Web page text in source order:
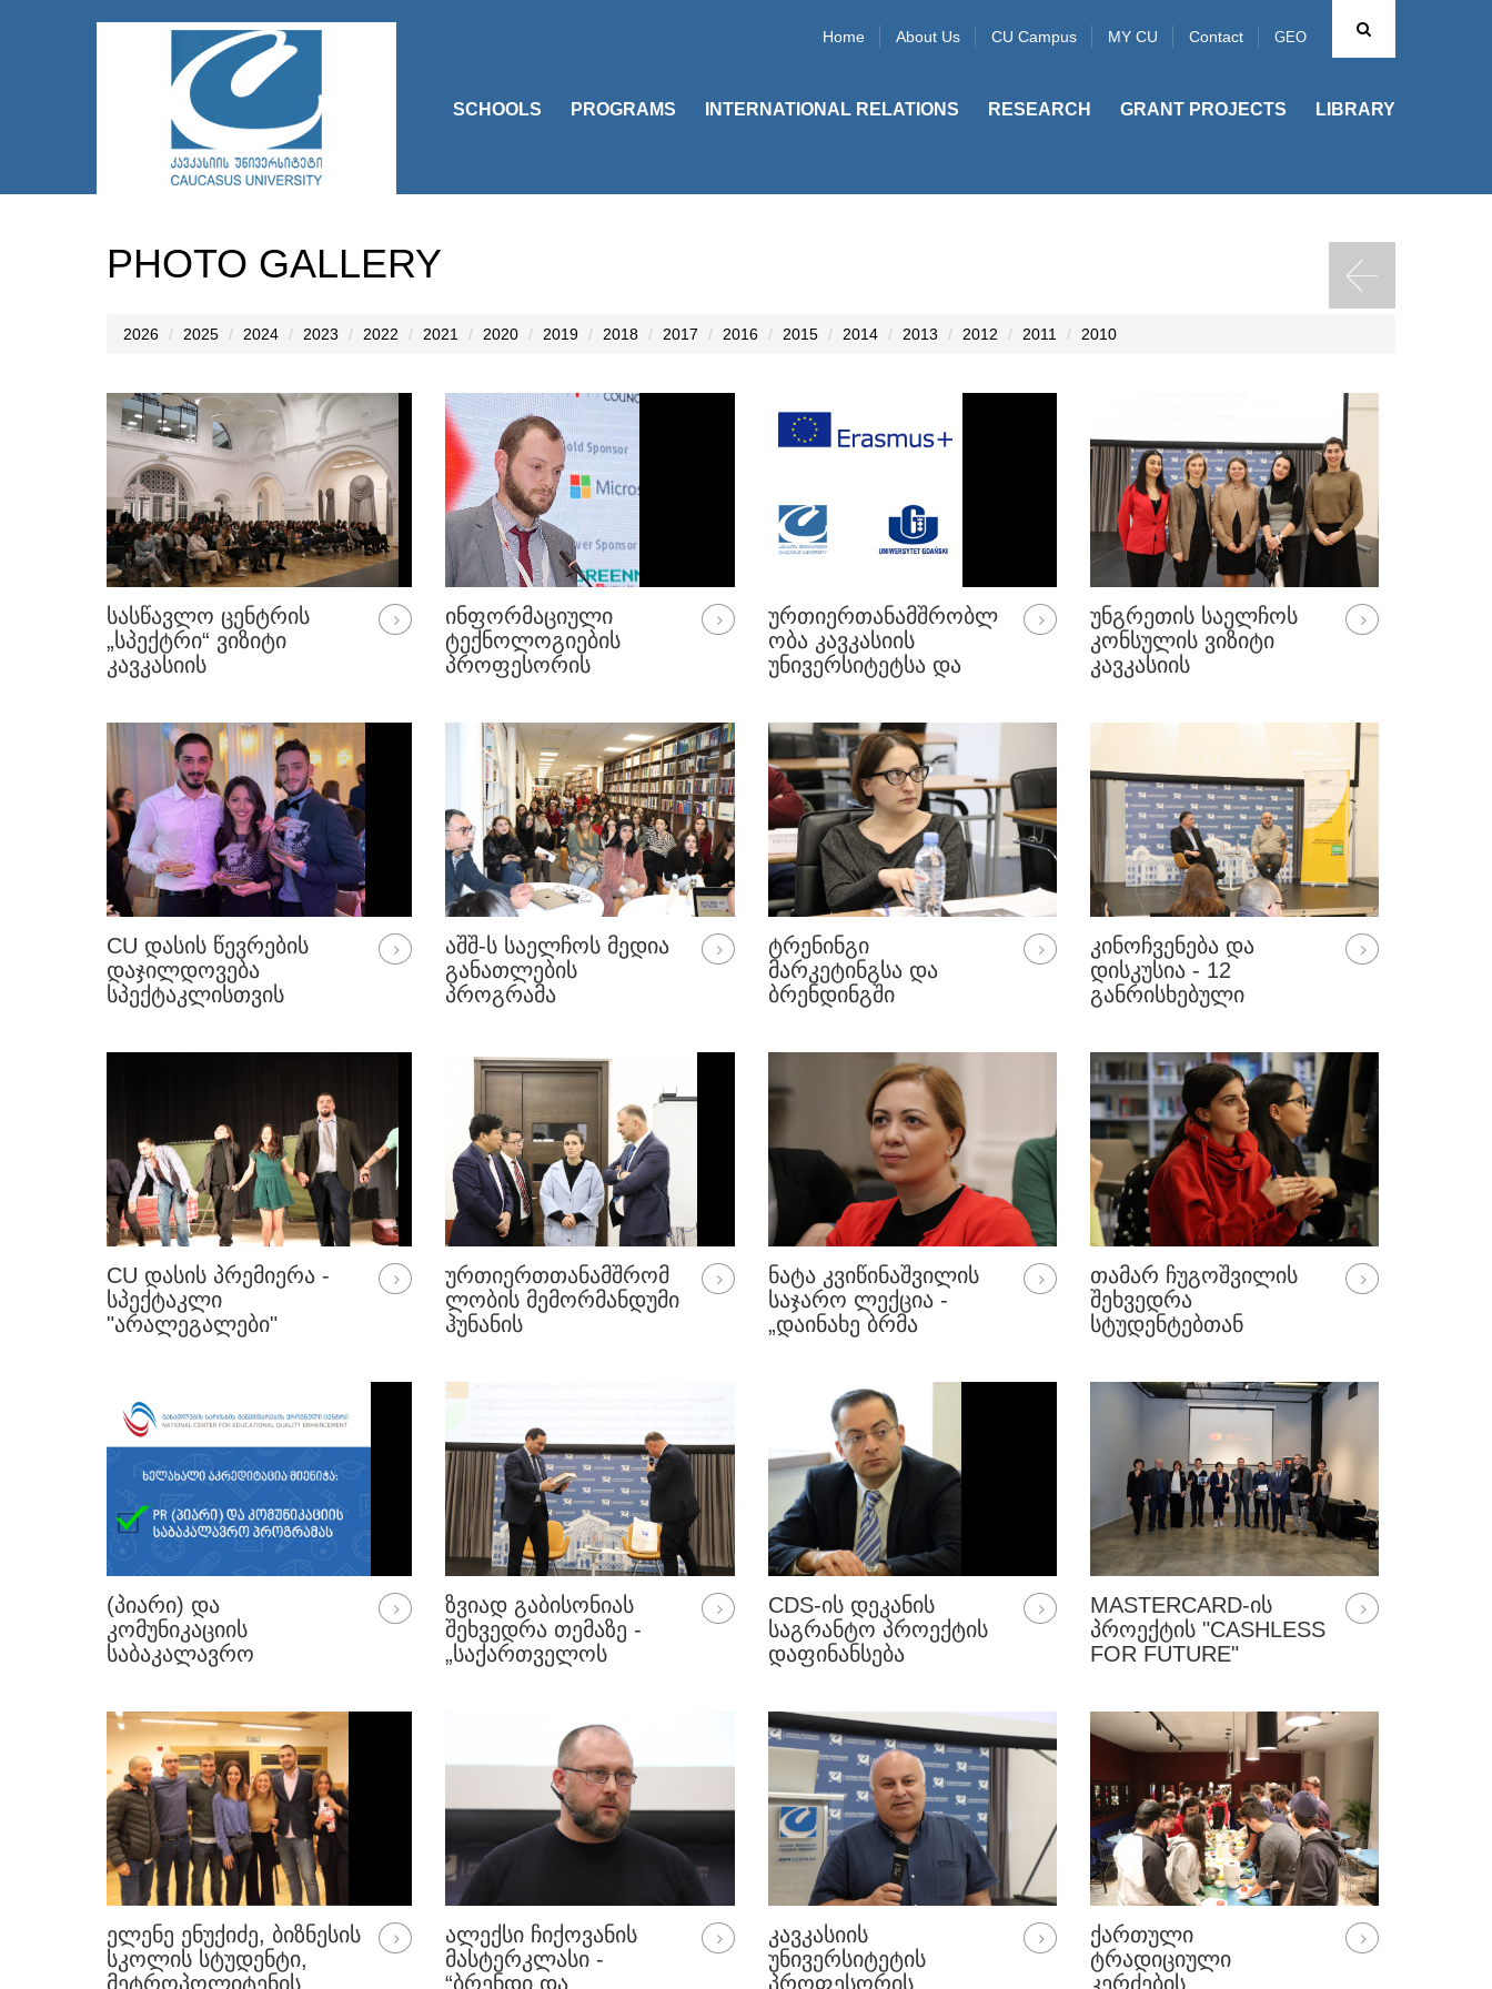
GEO
Home About Us CU Campus MY CU Contact
SCHOOLS PROGRAMS INTERNATIONAL RELATIONS RESEARCH GRANT PROJECTS LIBRARY
PHOTO GALLERY
2026 2025 2024 2023 2022 2021 2020 2019 2018 2017 2016 2015 2014 2013 2012 2011 2010
ᲡᲐᲡᲬᲐᲕᲚᲝ ᲪᲔᲜᲢᲠᲘᲡ
„ᲡᲞᲔᲥᲢᲠᲘ“ ᲕᲘᲖᲘᲢᲘ
ᲙᲐᲕᲙᲐᲡᲘᲘᲡ
ᲘᲜᲤᲝᲠᲛᲐᲪᲘᲣᲚᲘ
ᲢᲔᲥᲜᲝᲚᲝᲒᲘᲔᲑᲘᲡ
ᲞᲠᲝᲤᲔᲡᲝᲠᲘᲡ
ᲣᲠᲗᲘᲔᲠᲗᲐᲜᲐᲛᲨᲠᲝᲑᲚ
ᲝᲑᲐ ᲙᲐᲕᲙᲐᲡᲘᲘᲡ
ᲣᲜᲘᲕᲔᲠᲡᲘᲢᲔᲢᲡᲐ ᲓᲐ
ᲞᲝᲚᲝᲜᲔᲗᲘ
ᲣᲜᲒᲠᲔᲗᲘᲡ ᲡᲐᲔᲚᲩᲝᲡ
ᲙᲝᲜᲡᲣᲚᲘᲡ ᲕᲘᲖᲘᲢᲘ
ᲙᲐᲕᲙᲐᲡᲘᲘᲡ
CU ᲓᲐᲡᲘᲡ ᲬᲔᲕᲠᲔᲑᲘᲡ
ᲓᲐᲯᲘᲚᲓᲝᲕᲔᲑᲐ
ᲡᲞᲔᲥᲢᲐᲙᲚᲘᲡᲗᲕᲘᲡ
ᲐᲨᲨ-Ს ᲡᲐᲔᲚᲩᲝᲡ ᲛᲔᲓᲘᲐ
ᲒᲐᲜᲐᲗᲚᲔᲑᲘᲡ
ᲞᲠᲝᲒᲠᲐᲛᲐ
ᲢᲠᲔᲜᲘᲜᲒᲘ
ᲛᲐᲠᲙᲔᲢᲘᲜᲒᲡᲐ ᲓᲐ
ᲑᲠᲔᲜᲓᲘᲜᲒᲨᲘ
ᲙᲘᲜᲝᲩᲕᲔᲜᲔᲑᲐ ᲓᲐ
ᲓᲘᲡᲙᲣᲡᲘᲐ - 12
ᲒᲐᲜᲠᲘᲡᲮᲔᲑᲣᲚᲘ
CU ᲓᲐᲡᲘᲡ ᲞᲠᲔᲛᲘᲔᲠᲐ -
ᲡᲞᲔᲥᲢᲐᲙᲚᲘ
"ᲐᲠᲐᲚᲔᲒᲐᲚᲔᲑᲘ"
ᲣᲠᲗᲘᲔᲠᲗᲗᲐᲜᲐᲛᲨᲠᲝᲛ
ᲚᲝᲑᲘᲡ ᲛᲔᲛᲝᲠᲛᲐᲜᲓᲣᲛᲘ
ᲰᲣᲜᲐᲜᲘᲡ
ᲜᲐᲢᲐ ᲙᲕᲘᲬᲘᲜᲐᲨᲕᲘᲚᲘᲡ
ᲡᲐᲯᲐᲠᲝ ᲚᲔᲥᲪᲘᲐ -
„ᲓᲐᲘᲜᲐᲮᲔ ᲑᲠᲛᲐ
ᲗᲐᲛᲐᲠ ᲩᲣᲒᲝᲨᲕᲘᲚᲘᲡ
ᲨᲔᲮᲕᲔᲓᲠᲐ
ᲡᲢᲣᲓᲔᲜᲢᲔᲑᲗᲐᲜ
(ᲞᲘᲐᲠᲘ) ᲓᲐ
ᲙᲝᲛᲣᲜᲘᲙᲐᲪᲘᲘᲡ
ᲡᲐᲑᲐᲙᲐᲚᲐᲕᲠᲝ
ᲖᲕᲘᲐᲓ ᲒᲐᲑᲘᲡᲝᲜᲘᲐᲡ
ᲨᲔᲮᲕᲔᲓᲠᲐ ᲗᲔᲛᲐᲖᲔ -
„ᲡᲐᲥᲐᲠᲗᲕᲔᲚᲝᲡ
ᲘᲜᲢᲔᲒᲠᲘᲠᲔᲑᲘᲡ ᲐᲮᲐᲚᲘ
ᲔᲢᲐᲞᲘ – ᲐᲮᲐᲚᲘ
ᲨᲔᲡᲐᲫᲚᲔᲑᲚᲝᲑᲔᲑᲘ
ᲛᲔᲪᲜᲘᲔᲠᲔᲑᲘᲡᲗᲕᲘᲡ“.
CDS-ᲘᲡ ᲓᲔᲙᲐᲜᲘᲡ
ᲡᲐᲒᲠᲐᲜᲢᲝ ᲞᲠᲝᲔᲥᲢᲘᲡ
ᲓᲐᲤᲘᲜᲐᲜᲡᲔᲑᲐ
MASTERCARD-ᲘᲡ
ᲞᲠᲝᲔᲥᲢᲘᲡ "CASHLESS
FOR FUTURE"
ᲔᲚᲔᲜᲔ ᲔᲜᲣᲥᲘᲫᲔ, ᲑᲘᲖᲜᲔᲡᲘᲡ
ᲡᲙᲝᲚᲘᲡ ᲡᲢᲣᲓᲔᲜᲢᲘ,
ᲛᲔᲢᲠᲝᲞᲝᲚᲘᲢᲔᲜᲘᲡ
ᲐᲚᲔᲥᲡᲘ ᲩᲘᲥᲝᲕᲐᲜᲘᲡ
ᲛᲐᲡᲢᲔᲠᲙᲚᲐᲡᲘ -
“ᲑᲠᲔᲜᲓᲘ ᲓᲐ
ᲙᲐᲕᲙᲐᲡᲘᲘᲡ
ᲣᲜᲘᲕᲔᲠᲡᲘᲢᲔᲢᲘᲡ
ᲞᲠᲝᲤᲔᲡᲝᲠᲘᲡ
ᲥᲐᲠᲗᲣᲚᲘ
ᲢᲠᲐᲓᲘᲪᲘᲣᲚᲘ
ᲙᲔᲠᲫᲔᲑᲘᲡ